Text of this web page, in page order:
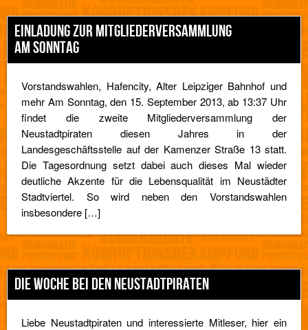
EINLADUNG ZUR MITGLIEDERVERSAMMLUNG
AM SONNTAG
Vorstandswahlen, Hafencity, Alter Leipziger Bahnhof und
mehr Am Sonntag, den 15. September 2013, ab 13:37 Uhr
findet die zweite Mitgliederversammlung der
Neustadtpiraten diesen Jahres in der
Landesgeschäftsstelle auf der Kamenzer Straße 13 statt.
Die Tagesordnung setzt dabei auch dieses Mal wieder
deutliche Akzente für die Lebensqualität im Neustädter
Stadtviertel. So wird neben den Vorstandswahlen
insbesondere […]
DIE WOCHE BEI DEN NEUSTADTPIRATEN
Liebe Neustadtpiraten und interessierte Mitleser, hier ein